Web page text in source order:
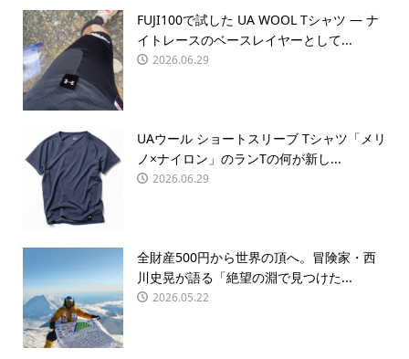
FUJI100で試した UA WOOL Tシャツ — ナ
イトレースのベースレイヤーとして...
2026.06.29
UAウール ショートスリーブ Tシャツ「メリ
ノ×ナイロン」のランTの何が新し...
2026.06.29
全財産500円から世界の頂へ。冒険家・西
川史晃が語る「絶望の淵で見つけた...
2026.05.22